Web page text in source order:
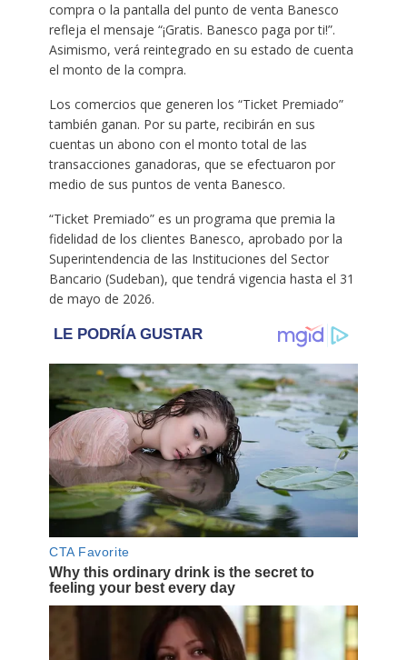
compra o la pantalla del punto de venta Banesco
refleja el mensaje “¡Gratis. Banesco paga por ti!”.
Asimismo, verá reintegrado en su estado de cuenta
el monto de la compra.
Los comercios que generen los “Ticket Premiado”
también ganan. Por su parte, recibirán en sus
cuentas un abono con el monto total de las
transacciones ganadoras, que se efectuaron por
medio de sus puntos de venta Banesco.
“Ticket Premiado” es un programa que premia la
fidelidad de los clientes Banesco, aprobado por la
Superintendencia de las Instituciones del Sector
Bancario (Sudeban), que tendrá vigencia hasta el 31
de mayo de 2026.